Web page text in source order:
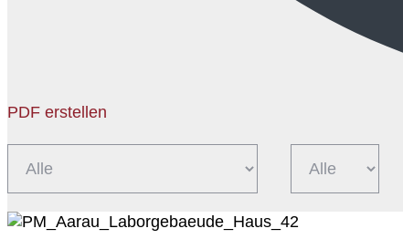
PDF erstellen